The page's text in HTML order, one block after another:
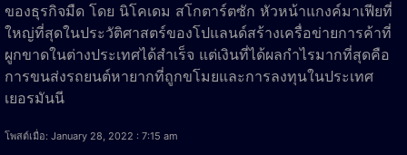
ของธุรกิจมืด โดย นิโคเดม สโกตาร์ตซัก หัวหน้าแกงค์มาเฟียที่
ใหญ่ที่สุดในประวัติศาสตร์ของโปแลนด์สร้างเครื่อข่ายการค้าที่
ผูกขาดในต่างประเทศได้สำเร็จ แต่เงินที่ได้ผลกำไรมากที่สุดคือ
การขนส่งรถยนต์หายากที่ถูกขโมยและการลงทุนในประเทศ
เยอรมันนี
โพสต์เมื่อ: January 28, 2022 : 7:15 am